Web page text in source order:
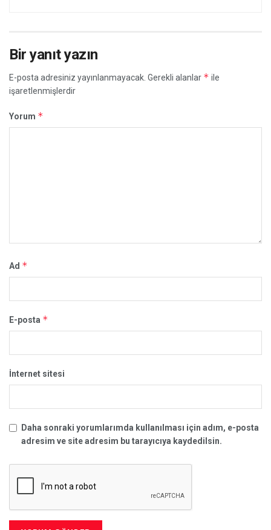
Bir yanıt yazın
E-posta adresiniz yayınlanmayacak. Gerekli alanlar * ile
işaretlenmişlerdir
Yorum *
Ad *
E-posta *
İnternet sitesi
Daha sonraki yorumlarımda kullanılması için adım, e-posta
adresim ve site adresim bu tarayıcıya kaydedilsin.